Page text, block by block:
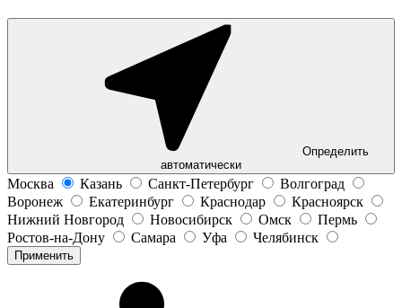
Определить
автоматически
Москва Казань Санкт-Петербург
Волгоград
Воронеж
Екатеринбург Краснодар
Красноярск
Нижний Новгород
Новосибирск Омск
Пермь
Ростов-на-Дону
Самара Уфа Челябинск
Применить